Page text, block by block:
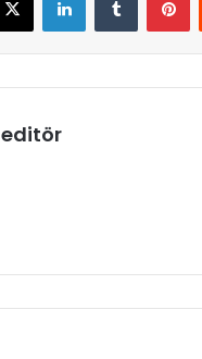
editör